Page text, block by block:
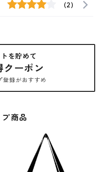
(2)
を貯めて
ーポン
登録がおすすめ
プ商品